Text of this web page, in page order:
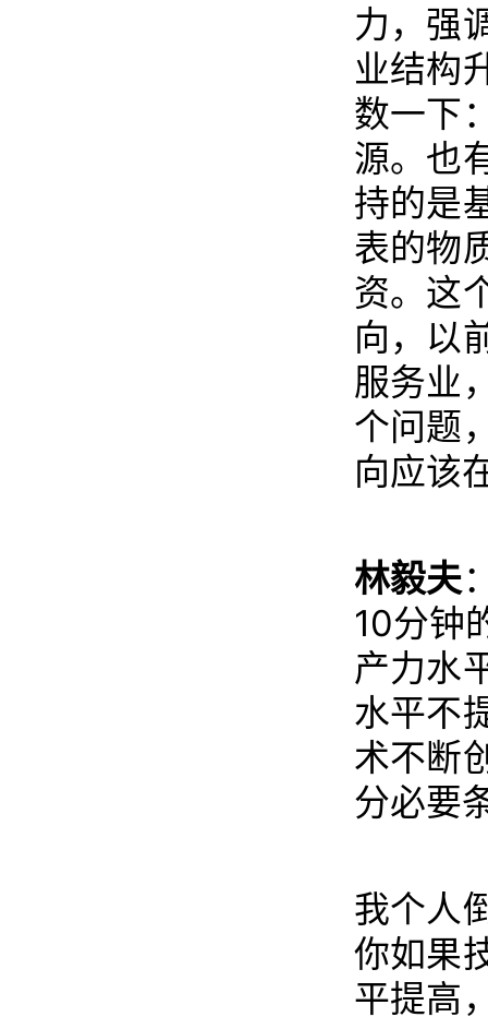
力，强
业结构
数一下
源。也
持的是
表的物
资。这
向，以
服务业
个问题
向应该
林毅夫
10分钟
产力水
水平不
术不断
分必要
我个人
你如果
平提高